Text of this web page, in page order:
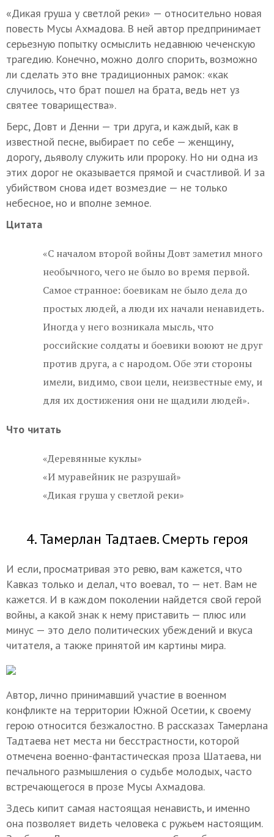
«Дикая груша у светлой реки» — относительно новая
повесть Мусы Ахмадова. В ней автор предпринимает
серьезную попытку осмыслить недавнюю чеченскую
трагедию. Конечно, можно долго спорить, возможно
ли сделать это вне традиционных рамок: «как
случилось, что брат пошел на брата, ведь нет уз
святее товарищества».
Берс, Довт и Денни — три друга, и каждый, как в
известной песне, выбирает по себе — женщину,
дорогу, дьяволу служить или пророку. Но ни одна из
этих дорог не оказывается прямой и счастливой. И за
убийством снова идет возмездие — не только
небесное, но и вполне земное.
Цитата
«С началом второй войны Довт заметил много
необычного, чего не было во время первой.
Самое странное: боевикам не было дела до
простых людей, а люди их начали ненавидеть.
Иногда у него возникала мысль, что
российские солдаты и боевики воюют не друг
против друга, а с народом. Обе эти стороны
имели, видимо, свои цели, неизвестные ему, и
для их достижения они не щадили людей».
Что читать
«Деревянные куклы»
«И муравейник не разрушай»
«Дикая груша у светлой реки»
4. Тамерлан Тадтаев. Смерть героя
И если, просматривая это ревю, вам кажется, что
Кавказ только и делал, что воевал, то — нет. Вам не
кажется. И в каждом поколении найдется свой герой
войны, а какой знак к нему приставить — плюс или
минус — это дело политических убеждений и вкуса
читателя, а также принятой им картины мира.
Автор, лично принимавший участие в военном
конфликте на территории Южной Осетии, к своему
герою относится безжалостно. В рассказах Тамерлана
Тадтаева нет места ни бесстрастности, которой
отмечена военно-фантастическая проза Шатаева, ни
печального размышления о судьбе молодых, часто
встречающегося в прозе Мусы Ахмадова.
Здесь кипит самая настоящая ненависть, и именно
она позволяет видеть человека с ружьем настоящим.